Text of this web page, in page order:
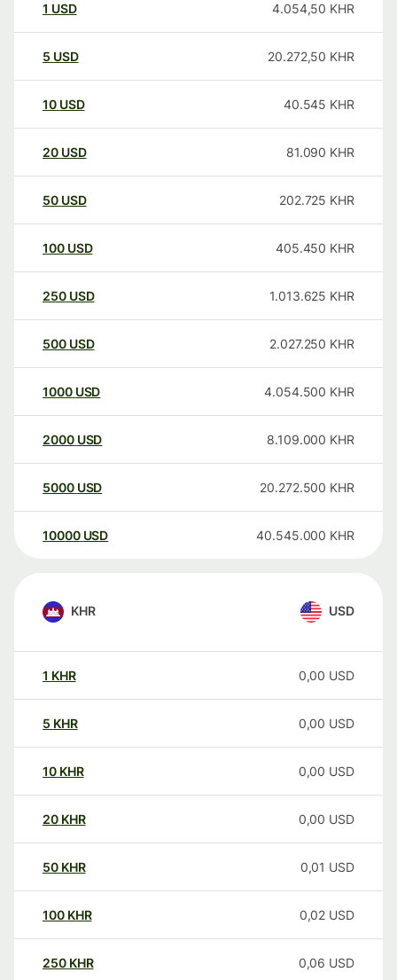
1 USD 4.054,50 KHR
5 USD 20.272,50 KHR
10 USD 40.545 KHR
20 USD 81.090 KHR
50 USD 202.725 KHR
100 USD 405.450 KHR
250 USD 1.013.625 KHR
500 USD 2.027.250 KHR
1000 USD 4.054.500 KHR
2000 USD 8.109.000 KHR
5000 USD 20.272.500 KHR
10000 USD 40.545.000 KHR
KHR USD
1 KHR 0,00 USD
5 KHR 0,00 USD
10 KHR 0,00 USD
20 KHR 0,00 USD
50 KHR 0,01 USD
100 KHR 0,02 USD
250 KHR 0,06 USD